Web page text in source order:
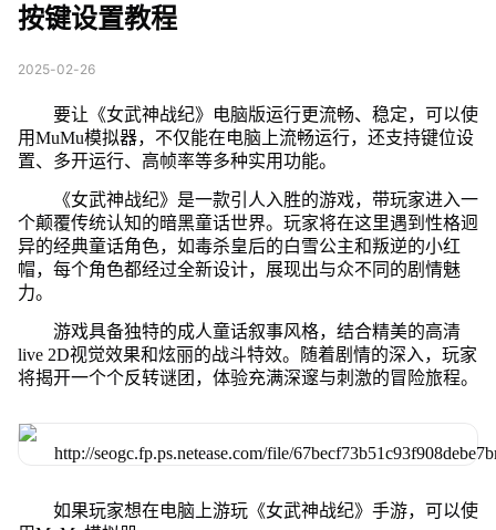
按键设置教程
2025-02-26
要让《女武神战纪》电脑版运行更流畅、稳定，可以使
用MuMu模拟器，不仅能在电脑上流畅运行，还支持键位设
置、多开运行、高帧率等多种实用功能。
《女武神战纪》是一款引人入胜的游戏，带玩家进入一
个颠覆传统认知的暗黑童话世界。玩家将在这里遇到性格迥
异的经典童话角色，如毒杀皇后的白雪公主和叛逆的小红
帽，每个角色都经过全新设计，展现出与众不同的剧情魅
力。
游戏具备独特的成人童话叙事风格，结合精美的高清
live 2D视觉效果和炫丽的战斗特效。随着剧情的深入，玩家
将揭开一个个反转谜团，体验充满深邃与刺激的冒险旅程。
如果玩家想在电脑上游玩《女武神战纪》手游，可以使